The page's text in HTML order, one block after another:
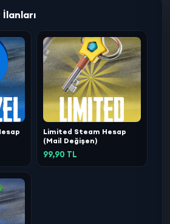
İlanları
Limited Steam Hesap
(Mail Değişen)
99,90 TL